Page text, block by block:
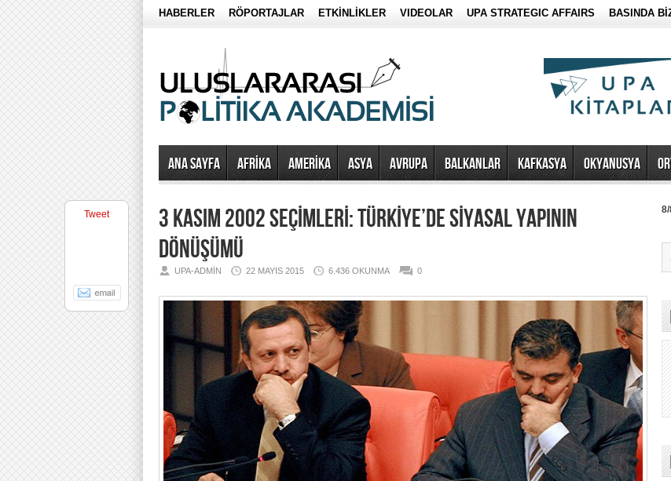
HABERLER RÖPORTAJLAR ETKİNLİKLER VIDEOLAR UPA STRATEGIC AFFAIRS BASINDA
Ana Sayfa AFRİKA AMERİKA ASYA AVRUPA BALKANLAR KAFKASYA OKYANUSYA
3 KASIM 2002 SEÇİMLERİ: TÜRKİYE’DE SİYASAL YAPININ
DÖNÜŞÜMÜ
UPA-ADMIN 22 MAYIS 2015 6.436 OKUNMA 0
Tweet